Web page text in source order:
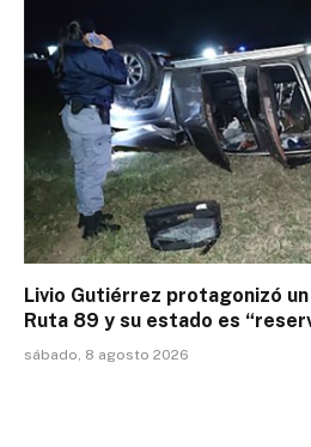
Livio Gutiérrez protagonizó
Ruta 89 y su estado es
sábado, 8 agosto 2026